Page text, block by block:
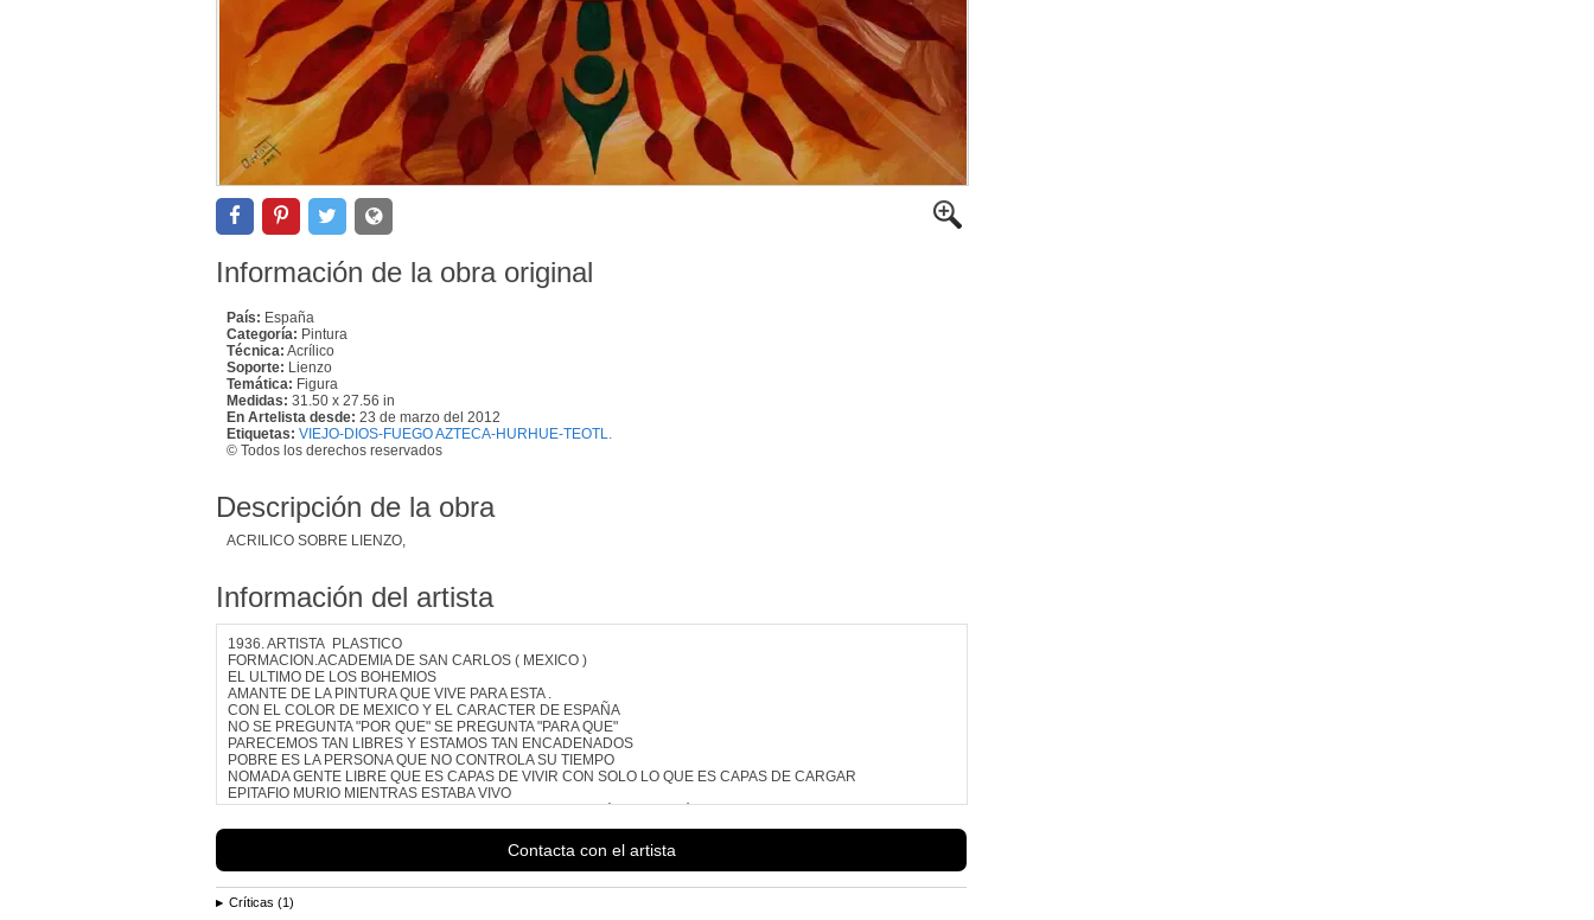
Información de la obra original
País: España
Categoría: Pintura
Técnica: Acrílico
Soporte: Lienzo
Temática: Figura
Medidas: 31.50 x 27.56 in
En Artelista desde: 23 de marzo del 2012
Etiquetas: VIEJO-DIOS-FUEGO AZTECA-HURHUE-TEOTL.
© Todos los derechos reservados
Descripción de la obra
ACRILICO SOBRE LIENZO,
Información del artista
1936. ARTISTA PLASTICO
FORMACION.ACADEMIA DE SAN CARLOS ( MEXICO )
EL ULTIMO DE LOS BOHEMIOS
AMANTE DE LA PINTURA QUE VIVE PARA ESTA .
CON EL COLOR DE MEXICO Y EL CARACTER DE ESPAÑA
NO SE PREGUNTA "POR QUE" SE PREGUNTA "PARA QUE"
PARECEMOS TAN LIBRES Y ESTAMOS TAN ENCADENADOS
POBRE ES LA PERSONA QUE NO CONTROLA SU TIEMPO
NOMADA GENTE LIBRE QUE ES CAPAS DE VIVIR CON SOLO LO QUE ES CAPAS DE CARGAR
EPITAFIO MURIO MIENTRAS ESTABA VIVO
PAISES DONDE EXISTE OBRA DEL AUTOR:...
Ver más información deADRIAN . FERNANDEZ GALLEGOS
Contacta con el artista
Críticas (1)